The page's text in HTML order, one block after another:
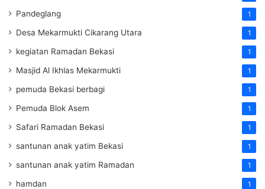
Pandeglang 1
Desa Mekarmukti Cikarang Utara 1
kegiatan Ramadan Bekasi 1
Masjid Al Ikhlas Mekarmukti 1
pemuda Bekasi berbagi 1
Pemuda Blok Asem 1
Safari Ramadan Bekasi 1
santunan anak yatim Bekasi 1
santunan anak yatim Ramadan 1
hamdan 1